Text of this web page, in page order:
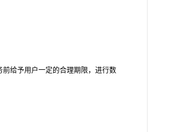
给予用户一定的合理期限，进行数